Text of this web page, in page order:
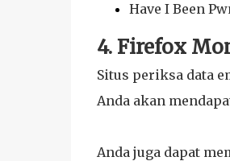
Have I Been
4. Firefox
Situs periksa data
Anda akan
Anda juga dapat